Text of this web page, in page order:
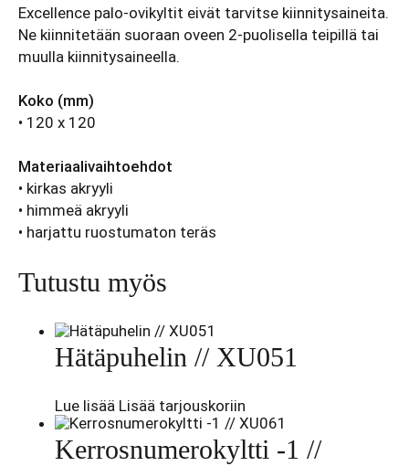
Excellence palo-ovikyltit eivät tarvitse kiinnitysaineita.
Ne kiinnitetään suoraan oveen 2-puolisella teipillä tai
muulla kiinnitysaineella.
Koko (mm)
• 120 x 120
Materiaalivaihtoehdot
• kirkas akryyli
• himmeä akryyli
• harjattu ruostumaton teräs
Tutustu myös
Hätäpuhelin // XU051
Lue lisää Lisää tarjouskoriin
Kerrosnumerokyltti -1 //